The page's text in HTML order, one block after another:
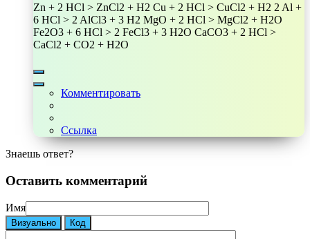
Zn + 2 HCl > ZnCl2 + H2 Cu + 2 HCl > CuCl2 + H2 2 Al +
6 HCl > 2 AlCl3 + 3 H2 MgO + 2 HCl > MgCl2 + H2O
Fe2O3 + 6 HCl > 2 FeCl3 + 3 H2O CaCO3 + 2 HCl >
CaCl2 + CO2 + H2O
Комментировать
Ссылка
Знаешь ответ?
Оставить комментарий
Имя
Визуально Код